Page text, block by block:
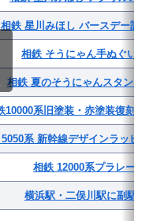
相鉄 星川みほし バースデー
相鉄 そうにゃん手ぬぐい
相鉄 夏のそうにゃんスタン
10000系旧塗装・赤塗装復刻
系 新幹線デザインラッ
相鉄 12000系プラレー
横浜駅・二俣川駅に副駅